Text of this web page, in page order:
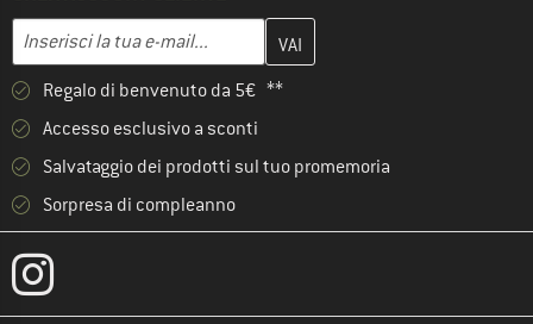
Indirizzo e-mail
Inserisci qui il tuo indirizzo e-mail e crea il tuo account cliente
Regalo di benvenuto da 5€ **
Accesso esclusivo a sconti
Salvataggio dei prodotti sul tuo promemoria
Sorpresa di compleanno